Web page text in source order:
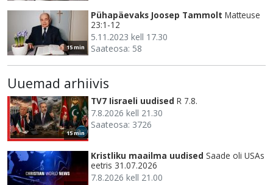
15 min
Pühapäevaks Joosep Tammolt Matteuse
23:1-12
5.11.2023 kell 17.30
Saateosa: 58
Uuemad arhiivis
15 min
TV7 Iisraeli uudised R 7.8.
7.8.2026 kell 21.30
Saateosa: 3726
Kristliku maailma uudised Saade oli USAs
eetris 31.07.2026
7.8.2026 kell 21.00